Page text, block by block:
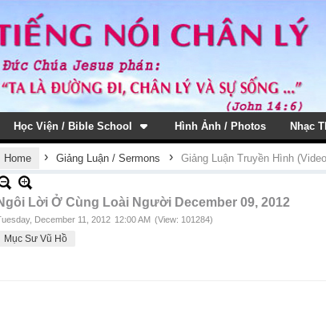
Học Viện / Bible School Hình Ảnh / Photos Nhạc
Home › Giảng Luận / Sermons › Giảng Luận Truyền Hình
Lời Ở Cùng Loài Người December 09, 2012
December 11, 2012 12:00 AM (View: 101284)
Mục Sư Vũ Hồ